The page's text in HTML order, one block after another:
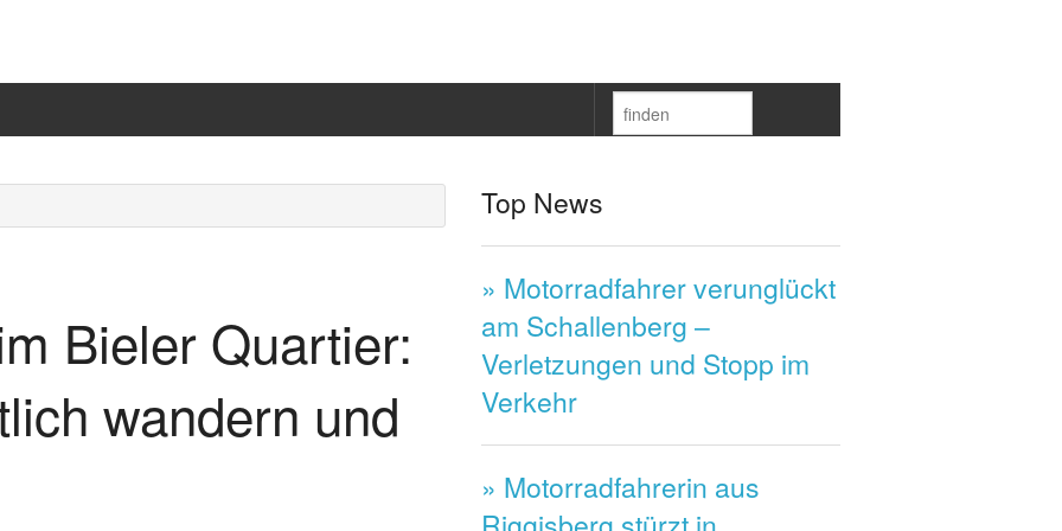
Bieler Quartier:
wandern und
Top News
» Motorradfahrer verunglückt
am Schallenberg –
Verletzungen und Stopp im
Verkehr
» Motorradfahrerin aus